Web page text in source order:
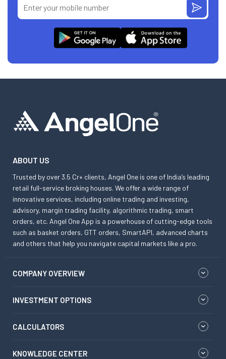
ABOUT US
Trusted by over 3.5 Cr+ clients, Angel One is one of India’s leading
retail full-service broking houses. We offer a wide range of
innovative services, including online trading and investing,
advisory, margin trading facility, algorithmic trading, smart
orders, etc. Angel One App is a powerhouse of cutting-edge tools
such as basket orders, GTT orders, SmartAPI, advanced charts
and others that help you navigate capital markets like a pro.
COMPANY OVERVIEW
INVESTMENT OPTIONS
CALCULATORS
KNOWLEDGE CENTER